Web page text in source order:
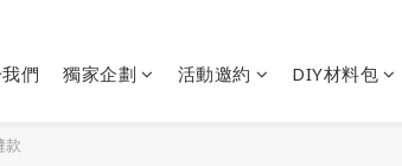
們 獨家企劃 活動邀約 DIY材料包
款